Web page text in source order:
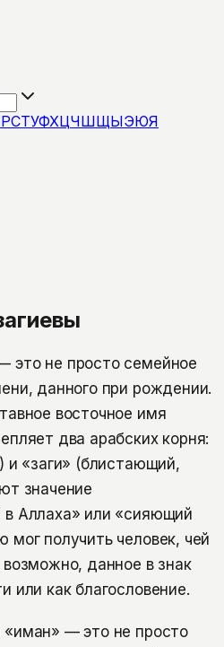
РСТУФХЦЧШЩЫЭЮЯ
это не просто семейное
данного при рождении.
восточное имя
два арабских корня:
и «заги» (блистающий,
значение
в Аллаха» или «сияющий
получить человек, чей
данное в знак
или как благословение.
«иман» — это не просто